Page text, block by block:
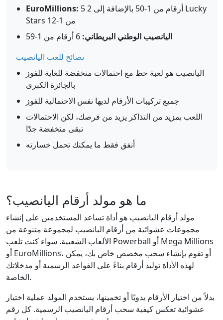
EuroMillions: 5 أرقام من 1-50 بالإضافة إلى 2 Lucky
Stars من 1-12
اليانصيب الوطني البريطاني:
نصائح للعب اليانصيب
اليانصيب هو لعبة حظ مع احتمالات منخفضة للغاية للفوز
بالجائزة الكبرى
جميع تركيبات الأرقام لديها نفس الاحتمالية للفوز
اللعب بمزيد من التذاكر يزيد من فرصك، لكن الاحتمالات
تبقى منخفضة جدًا
أنفق فقط ما يمكنك تحمل خسارته
ما هو مولد أرقام اليانصيب؟
مولد أرقام اليانصيب هو أداة تساعد المستخدمين على إنشاء
مجموعات عشوائية من أرقام اليانصيب لمجموعة متنوعة من
الألعاب الشعبية. سواء كنت تلعب Powerball أو Mega Millions
أو EuroMillions، أو تقوم بإنشاء سحب مخصص خاص بك، يمكن
لهذه الأداة توليد أرقام بناءً على القواعد الرسمية أو مدخلاتك
الخاصة.
بدلاً من اختيار الأرقام يدويًا أو تخمينها، يستخدم المولد عملية اختيار
عشوائية تعكس كيفية سحب أرقام اليانصيب الرسمية. كل رقم